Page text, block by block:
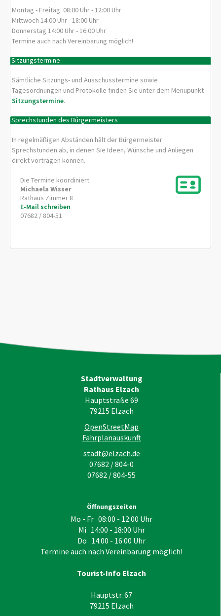
Montag - Freitag 08:00 Uhr - 12:00 Uhr
Mittwoch 14:00 Uhr - 18:00 Uhr
Donnerstag 14:00 Uhr - 16:00 Uhr
Termine auch nach Vereinbarung möglich!
Sitzungstermine
Sämtliche Sitzungs- und Ausschusstermine sowie
Tagesordnungen und Protokolle finden Sie unter dem Menüpunkt
Sitzungstermine.
Sprechstunden des Bürgermeisters
In regelmäßigen Abständen hält der Bürgermeister
Sprechstunden ab, in denen Sie Ideen, Wünsche und Anliegen
direkt vortragen können.
Die Termine koordiniert:
Michaela Wisser
Rathaus Zimmer 8
E-Mail schreiben
07682 / 804-51
Stadtverwaltung
Rathaus Elzach
Hauptstraße 69
79215 Elzach
OpenStreetMap
Fahrplanauskunft
stadt@elzach.de
07682 / 804-0
07682 / 804-55
Öffnungszeiten
Mo - Fr 08:00 - 12:00 Uhr
Mi 14:00 - 18:00 Uhr
Do 14:00 - 16:00 Uhr
Termine auch nach Vereinbarung möglich!
Tourist-Info Elzach
Hauptstr. 67
79215 Elzach